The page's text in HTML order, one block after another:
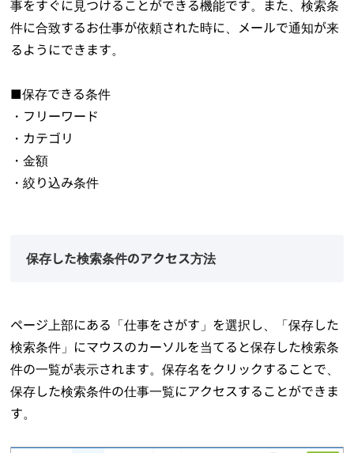
事をすぐに見つけることができる機能です。また、検索条
件に合致するお仕事が依頼された時に、メールで通知が来
るようにできます。
■保存できる条件
・フリーワード
・カテゴリ
・金額
・絞り込み条件
保存した検索条件のアクセス方法
ページ上部にある「仕事をさがす」を選択し、「保存した
検索条件」にマウスのカーソルを当てると保存した検索条
件の一覧が表示されます。保存名をクリックすることで、
保存した検索条件の仕事一覧にアクセスすることができま
す。